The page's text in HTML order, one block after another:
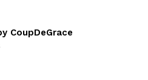
CoupDeGrace